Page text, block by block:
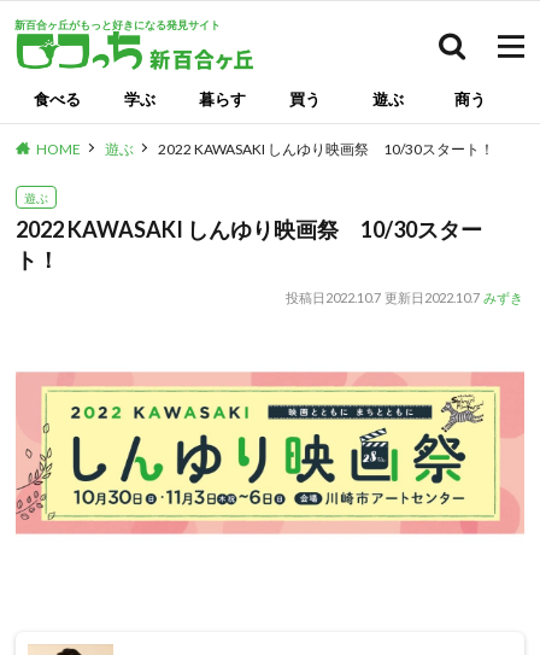
新百合ヶ丘がもっと好きになる発見サイト
食べる 学ぶ 暮らす 買う 遊ぶ 商う
HOME 遊ぶ 2022 KAWASAKI しんゆり映画祭 10/30スタート！
遊ぶ
2022 KAWASAKI しんゆり映画祭 10/30スター
ト！
投稿日 2022.10.7 更新日 2022.10.7 みずき